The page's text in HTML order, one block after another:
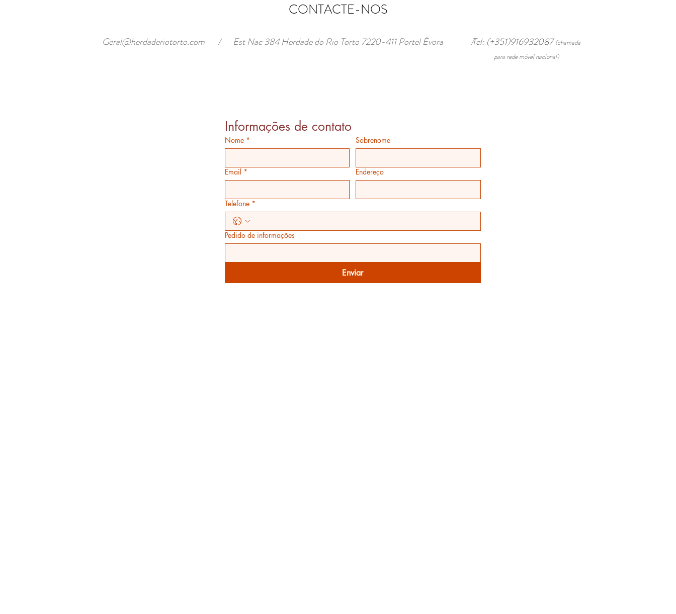
CONTACTE-NOS
Geral@herdaderiotorto.com Tel: (+351)916932087(chamada
para rede móvel nacional)
Est Nac 384 Herdade do Rio Torto 7220-411 Portel Évora
/ /
Informações de contato
Nome * Sobrenome
Email * Endereço
Telefone *
Pedido de informações
Enviar